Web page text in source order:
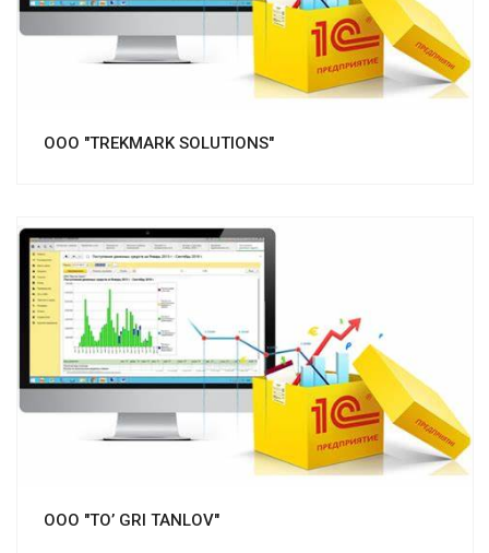
ООО "TREKMARK SOLUTIONS"
Смотреть проект
ООО "TO’ GRI TANLOV"